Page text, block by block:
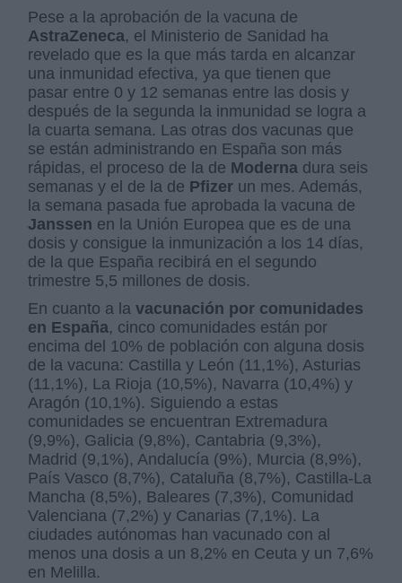
Pese a la aprobación de la vacuna de
AstraZeneca, el Ministerio de Sanidad ha
revelado que es la que más tarda en alcanzar
una inmunidad efectiva, ya que tienen que
pasar entre 0 y 12 semanas entre las dosis y
después de la segunda la inmunidad se logra a
la cuarta semana. Las otras dos vacunas que
se están administrando en España son más
rápidas, el proceso de la de Moderna dura seis
semanas y el de la de Pfizer un mes. Además,
la semana pasada fue aprobada la vacuna de
Janssen en la Unión Europea que es de una
dosis y consigue la inmunización a los 14 días,
de la que España recibirá en el segundo
trimestre 5,5 millones de dosis.
En cuanto a lavacunación por comunidades
en España, cinco comunidades están por
encima del 10% de población con alguna dosis
de la vacuna: Castilla y León (11,1%), Asturias
(11,1%), La Rioja (10,5%), Navarra (10,4%) y
Aragón (10,1%). Siguiendo a estas
comunidades se encuentran Extremadura
(9,9%), Galicia (9,8%), Cantabria (9,3%),
Madrid (9,1%), Andalucía (9%), Murcia (8,9%),
País Vasco (8,7%), Cataluña (8,7%), Castilla-La
Mancha (8,5%), Baleares (7,3%), Comunidad
Valenciana (7,2%) y Canarias (7,1%). La
ciudades autónomas han vacunado con al
menos una dosis a un 8,2% en Ceuta y un 7,6%
en Melilla.